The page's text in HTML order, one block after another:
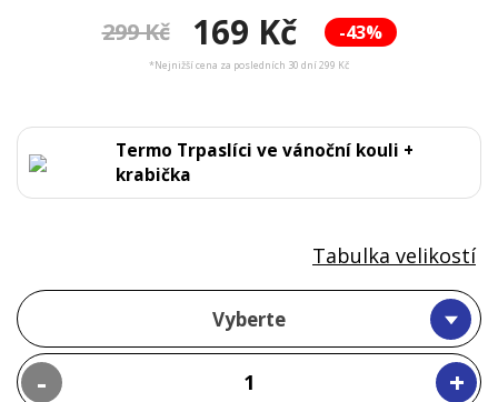
-43%
299 Kč 169 Kč
*Nejnižší cena za posledních 30 dní 299 Kč
Termo Trpaslíci ve vánoční kouli +
krabička
Vyberte
- +
Tabulka velikostí